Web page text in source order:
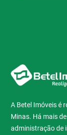
A Betel Imóveis é
Minas. Há mais
administração de